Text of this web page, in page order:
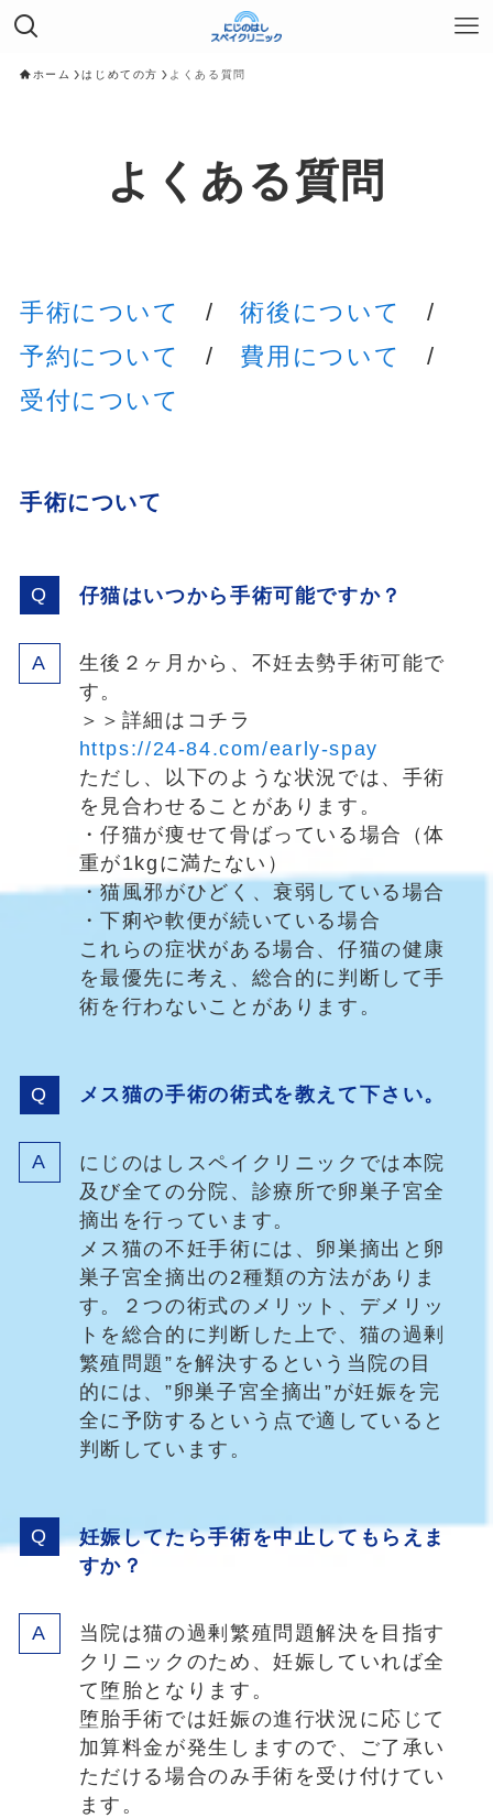
ホーム はじめての方 よくある質問
よくある質問
手術について /術後について
/
予約について
/ 費用について
/
受付について
手術について
仔猫はいつから手術可能ですか？
生後２ヶ月から、不妊去勢手術可能で
す。
＞＞詳細はコチラ
https://24-84.com/early-spay
ただし、以下のような状況では、手術
を見合わせることがあります。
・仔猫が痩せて骨ばっている場合（体
重が1kgに満たない）
・猫風邪がひどく、衰弱している場合
・下痢や軟便が続いている場合
これらの症状がある場合、仔猫の健康
を最優先に考え、総合的に判断して手
術を行わないことがあります。
メス猫の手術の術式を教えて下さい。
にじのはしスペイクリニックでは本院
及び全ての分院、診療所で卵巣子宮全
摘出を行っています。
メス猫の不妊手術には、卵巣摘出と卵
巣子宮全摘出の2種類の方法がありま
す。２つの術式のメリット、デメリッ
トを総合的に判断した上で、猫の過剰
繁殖問題”を解決するという当院の目
的には、”卵巣子宮全摘出”が妊娠を完
全に予防するという点で適していると
判断しています。
妊娠してたら手術を中止してもらえま
すか？
当院は猫の過剰繁殖問題解決を目指す
クリニックのため、妊娠していれば全
て堕胎となります。
堕胎手術では妊娠の進行状況に応じて
加算料金が発生しますので、ご了承い
ただける場合のみ手術を受け付けてい
ます。